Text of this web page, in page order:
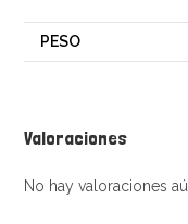
PESO
Valoraciones
No hay valoraciones